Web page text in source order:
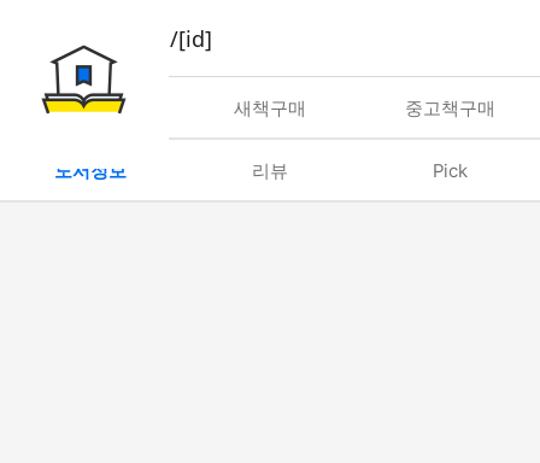
book/rent/[id]
대여 새책구매 중고책구매
도서정보 리뷰 Pick